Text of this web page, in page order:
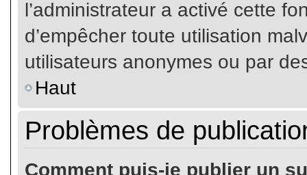
l’administrateur a activé cette
d’empêcher toute utilisation
utilisateurs anonymes ou par
Haut
Problèmes de
Comment puis-je publier un